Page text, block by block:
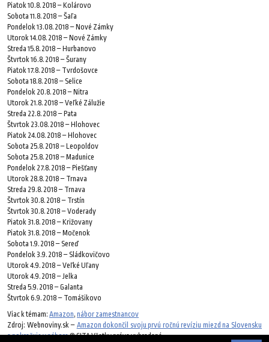
Piatok 10.8.2018 – Kolárovo
Sobota 11.8.2018 – Šaľa
Pondelok 13.08.2018 – Nové Zámky
Utorok 14.08.2018 – Nové Zámky
Streda 15.8.2018 – Hurbanovo
Štvrtok 16.8.2018 – Šurany
Piatok 17.8.2018 – Tvrdošovce
Sobota 18.8.2018 – Selice
Pondelok 20.8.2018 – Nitra
Utorok 21.8.2018 – Veľké Zálužie
Streda 22.8.2018 – Pata
Štvrtok 23.08.2018 – Hlohovec
Piatok 24.08.2018 – Hlohovec
Sobota 25.8.2018 – Leopoldov
Sobota 25.8.2018 – Madunice
Pondelok 27.8.2018 – Piešťany
Utorok 28.8.2018 – Trnava
Streda 29.8.2018 – Trnava
Štvrtok 30.8.2018 – Trstín
Štvrtok 30.8.2018 – Voderady
Piatok 31.8.2018 – Križovany
Piatok 31.8.2018 – Močenok
Sobota 1.9.2018 – Sereď
Pondelok 3.9.2018 – Sládkovičovo
Utorok 4.9.2018 – Veľké Uľany
Utorok 4.9.2018 – Jelka
Streda 5.9.2018 – Galanta
Štvrtok 6.9.2018 – Tomášikovo
Viac k témam: Amazon, nábor zamestnancov
Zdroj: Webnoviny.sk – Amazon dokončil svoju prvú ročnú revíziu miezd na Slovensku
a pokračuje v nábore© SITA Všetky práva vyhradené.